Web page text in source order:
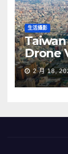
生活攝影
Drone
2 月 18,